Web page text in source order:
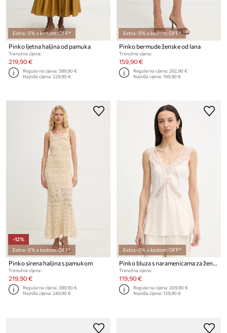
Extra -5% s kodom: OFF*
Pinko ljetna haljina od pamuka
Trenutna cijena:
219,90 €
Regularna cijena:389,90 €
Najniža cijena:229,90 €
Extra -5% s kodom: OFF*
Pinko bermude ženske od lana
Trenutna cijena:
159,90 €
Regularna cijena:262,90 €
Najniža cijena:169,90 €
-12%
Extra -5% s kodom: OFF*
Pinko sirena haljina s pamukom
Trenutna cijena:
219,90 €
Regularna cijena:389,90 €
Najniža cijena:249,90 €
Extra -5% s kodom: OFF*
Pinko bluza s naramenicama za žene od viskoze
Trenutna cijena:
119,90 €
Regularna cijena:209,90 €
Najniža cijena:129,90 €